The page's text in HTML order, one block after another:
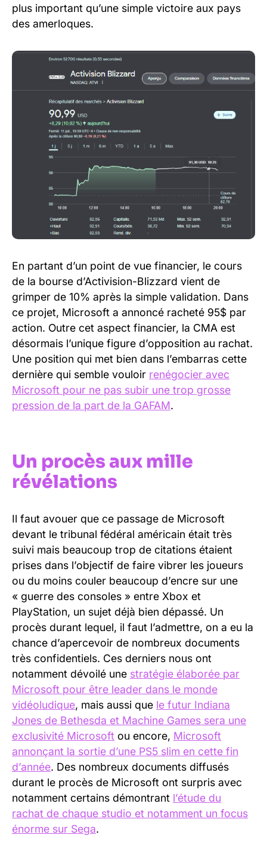
plus important qu’une simple victoire aux pays
des amerloques.
En partant d’un point de vue financier, le cours
de la bourse d’Activision-Blizzard vient de
grimper de 10% après la simple validation. Dans
ce projet, Microsoft a annoncé racheté 95$ par
action. Outre cet aspect financier, la CMA est
désormais l’unique figure d’opposition au rachat.
Une position qui met bien dans l’embarras cette
dernière qui semble vouloir renégocier avec
Microsoft pour ne pas subir une trop grosse
pression de la part de la GAFAM.
Un procès aux mille
révélations
Il faut avouer que ce passage de Microsoft
devant le tribunal fédéral américain était très
suivi mais beaucoup trop de citations étaient
prises dans l’objectif de faire vibrer les joueurs
ou du moins couler beaucoup d’encre sur une
« guerre des consoles » entre Xbox et
PlayStation, un sujet déjà bien dépassé. Un
procès durant lequel, il faut l’admettre, on a eu la
chance d’apercevoir de nombreux documents
très confidentiels. Ces derniers nous ont
notamment dévoilé une stratégie élaborée par
Microsoft pour être leader dans le monde
vidéoludique, mais aussi que le futur Indiana
Jones de Bethesda et Machine Games sera une
exclusivité Microsoft ou encore, Microsoft
annonçant la sortie d’une PS5 slim en cette fin
d’année. Des nombreux documents diffusés
durant le procès de Microsoft ont surpris avec
notamment certains démontrant l’étude du
rachat de chaque studio et notamment un focus
énorme sur Sega.